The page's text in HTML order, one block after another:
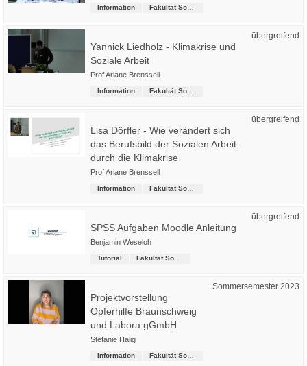
Information
übergreifend
Yannick Liedholz - Klimakrise und
Soziale Arbeit
Prof Ariane Brenssell
Information
übergreifend
Lisa Dörfler - Wie verändert sich
das Berufsbild der Sozialen Arbeit
durch die Klimakrise
Prof Ariane Brenssell
Information
übergreifend
SPSS Aufgaben Moodle Anleitung
Benjamin Weseloh
Tutorial
Sommersemester 2023
Projektvorstellung
Opferhilfe Braunschweig
und Labora gGmbH
Stefanie Hälig
Information